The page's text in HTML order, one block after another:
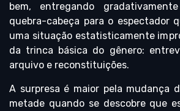
bem, entregando
quebra-cabeça para o espectador
uma situação estatisticamente
da trinca básica do gênero:
arquivo e reconstituições.
A surpresa é maior pela mudança
metade quando se descobre que